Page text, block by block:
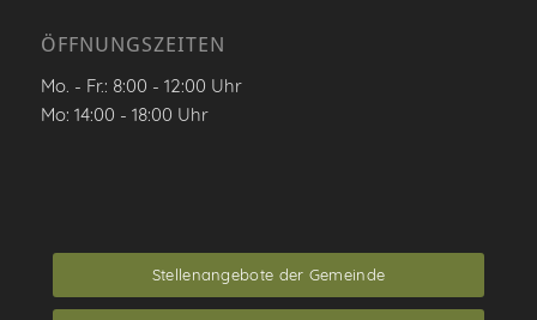
ÖFFNUNGSZEITEN
Mo. - Fr.: 8:00 - 12:00 Uhr
Mo: 14:00 - 18:00 Uhr
Stellenangebote der Gemeinde